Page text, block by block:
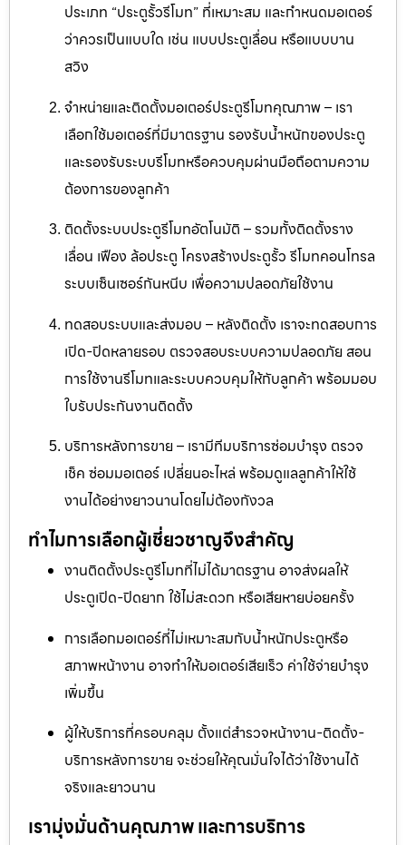
ประเภท “ประตูรั้วรีโมท” ที่เหมาะสม และกำหนดมอเตอร์
ว่าควรเป็นแบบใด เช่น แบบประตูเลื่อน หรือแบบบาน
สวิง
จำหน่ายและติดตั้งมอเตอร์ประตูรีโมทคุณภาพ – เรา
เลือกใช้มอเตอร์ที่มีมาตรฐาน รองรับน้ำหนักของประตู
และรองรับระบบรีโมทหรือควบคุมผ่านมือถือตามความ
ต้องการของลูกค้า
ติดตั้งระบบประตูรีโมทอัตโนมัติ – รวมทั้งติดตั้งราง
เลื่อน เฟือง ล้อประตู โครงสร้างประตูรั้ว รีโมทคอนโทรล
ระบบเซ็นเซอร์กันหนีบ เพื่อความปลอดภัยใช้งาน
ทดสอบระบบและส่งมอบ – หลังติดตั้ง เราจะทดสอบการ
เปิด-ปิดหลายรอบ ตรวจสอบระบบความปลอดภัย สอน
การใช้งานรีโมทและระบบควบคุมให้กับลูกค้า พร้อมมอบ
ใบรับประกันงานติดตั้ง
บริการหลังการขาย – เรามีทีมบริการซ่อมบำรุง ตรวจ
เช็ค ซ่อมมอเตอร์ เปลี่ยนอะไหล่ พร้อมดูแลลูกค้าให้ใช้
งานได้อย่างยาวนานโดยไม่ต้องกังวล
ทำไมการเลือกผู้เชี่ยวชาญจึงสำคัญ
งานติดตั้งประตูรีโมทที่ไม่ได้มาตรฐาน อาจส่งผลให้
ประตูเปิด-ปิดยาก ใช้ไม่สะดวก หรือเสียหายบ่อยครั้ง
การเลือกมอเตอร์ที่ไม่เหมาะสมกับน้ำหนักประตูหรือ
สภาพหน้างาน อาจทำให้มอเตอร์เสียเร็ว ค่าใช้จ่ายบำรุง
เพิ่มขึ้น
ผู้ให้บริการที่ครอบคลุม ตั้งแต่สำรวจหน้างาน-ติดตั้ง-
บริการหลังการขาย จะช่วยให้คุณมั่นใจได้ว่าใช้งานได้
จริงและยาวนาน
เรามุ่งมั่นด้านคุณภาพ และการบริการ